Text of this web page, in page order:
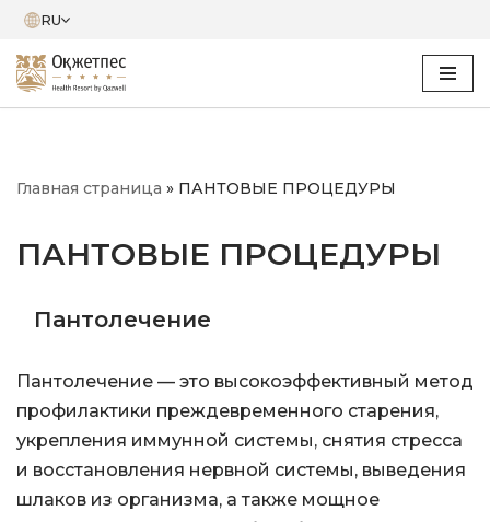
Перейти
к
RU
Главная страница » ПАНТОВЫЕ ПРОЦЕДУРЫ
ПАНТОВЫЕ ПРОЦЕДУРЫ
Пантолечение
Пантолечение — это высокоэффективный метод
профилактики преждевременного старения,
укрепления иммунной системы, снятия стресса
и восстановления нервной системы, выведения
шлаков из организма, а также мощное